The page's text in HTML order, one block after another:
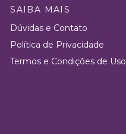
SAIBA MAIS
Dúvidas e Contato
Política de Privacidade
Termos e Condições de Uso